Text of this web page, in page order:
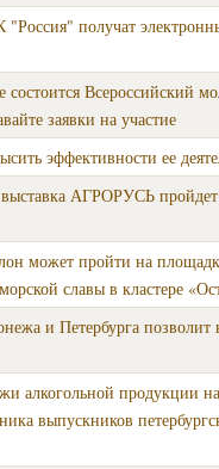
получат
состоится Всероссийский
заявки на участие
эффективности ее
АГРОРУСЬ пройдет
может пройти на
славы в кластере
и Петербурга позволит
алкогольной продукции
выпускников